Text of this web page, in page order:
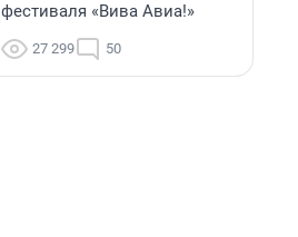
фестиваля «Вива Авиа!»
27 299 50